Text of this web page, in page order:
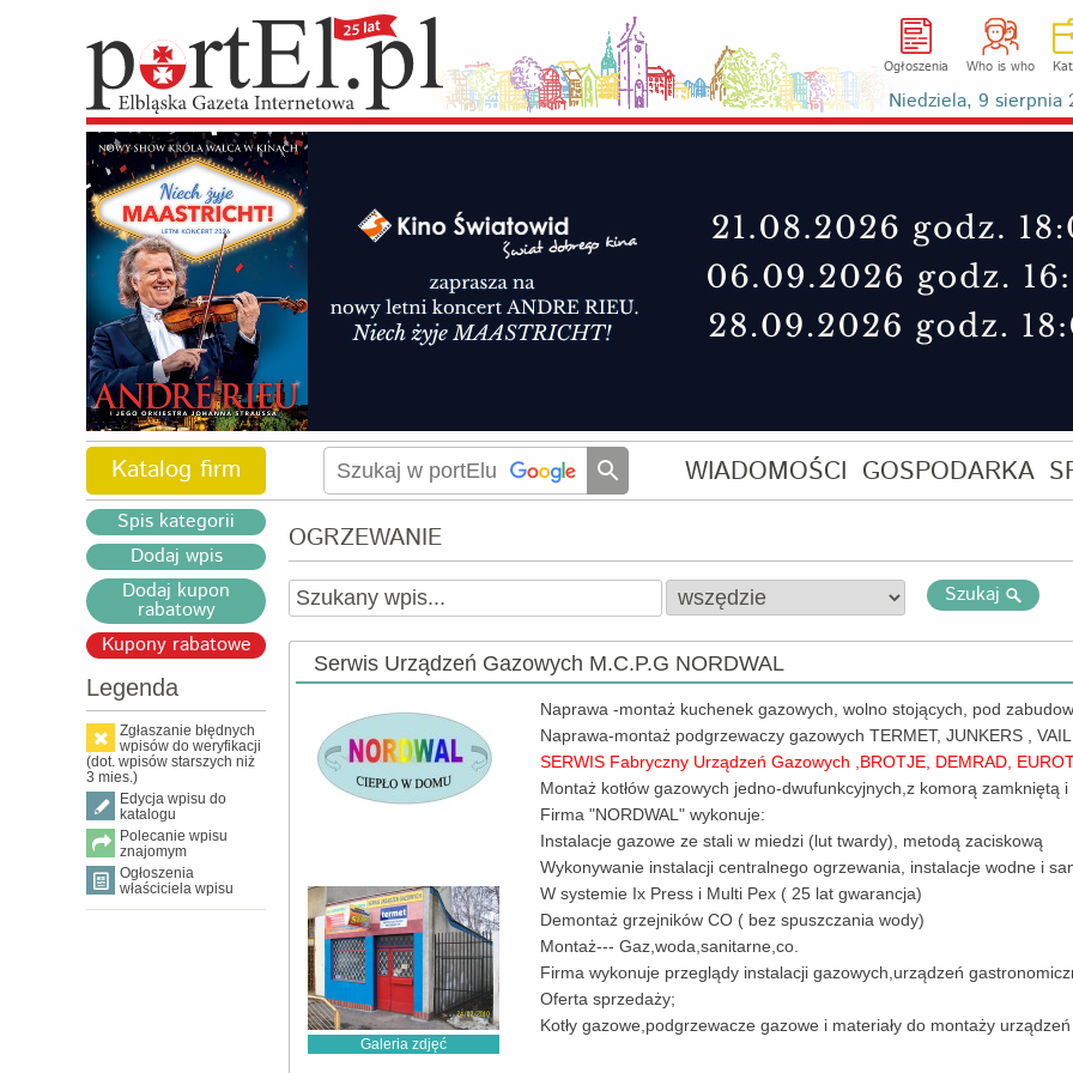
Ogłoszenia Who is who
Niedziela, 9
Katalog firm WIADOMOŚCI GOSPODARKA
Spis kategorii
Dodaj wpis
Dodaj kupon
rabatowy
Kupony rabatowe
Legenda
Zgłaszanie błędnych
wpisów do weryfikacji
(dot. wpisów starszych niż
3 mies.)
Edycja wpisu do
katalogu
Polecanie wpisu
znajomym
Ogłoszenia
właściciela wpisu
OGRZEWANIE
Szukaj
Serwis Urządzeń Gazowych M.C.P.G NORDWAL
Galeria zdjęć
Naprawa -montaż kuchenek gazowych, wolno stojących, pod
Naprawa-montaż podgrzewaczy gazowych TERMET, JUNKERS ,
SERWIS Fabryczny Urządzeń Gazowych ,BROTJE, DEMRAD,
Montaż kotłów gazowych jedno-dwufunkcyjnych,z komorą zamkniętą
Firma "NORDWAL" wykonuje:
Instalacje gazowe ze stali w miedzi (lut twardy), metodą zaciskową
Wykonywanie instalacji centralnego ogrzewania, instalacje wodne i
W systemie Ix Press i Multi Pex ( 25 lat gwarancja)
Demontaż grzejników CO ( bez spuszczania wody)
Montaż--- Gaz,woda,sanitarne,co.
Firma wykonuje przeglądy instalacji gazowych,urządzeń
Oferta sprzedaży;
Kotły gazowe,podgrzewacze gazowe i materiały do montaży